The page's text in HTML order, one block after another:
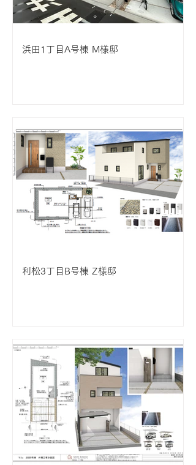
浜田1丁目A号棟 M様邸
利松3丁目B号棟 Z様邸